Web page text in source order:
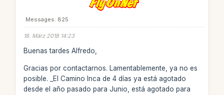
Messages: 825
18. März 2018 14:23
Buenas tardes Alfredo,
Gracias por contactarnos. Lamentablemente, ya no es
posible. _El Camino Inca de 4 días ya está agotado
desde el año pasado para Junio, está agotado para